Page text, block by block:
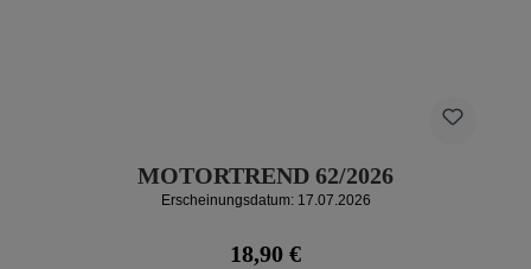
MOTORTREND 62/2026
Erscheinungsdatum: 17.07.2026
Regulärer Preis:
18,90 €